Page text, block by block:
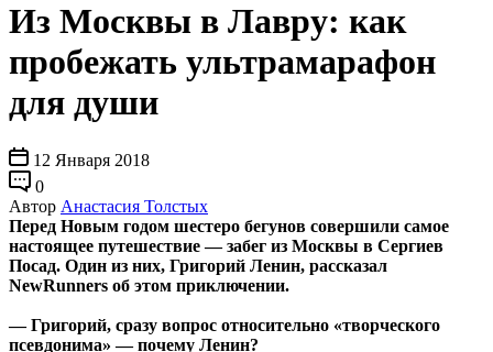
Из Москвы в Лавру: как
пробежать ультрамарафон
для души
12 Января 2018
0
Автор Анастасия Толстых
Перед Новым годом шестеро бегунов совершили самое
настоящее путешествие — забег из Москвы в Сергиев
Посад. Один из них, Григорий Ленин, рассказал
NewRunners об этом приключении.
— Григорий, сразу вопрос относительно «творческого
псевдонима» — почему Ленин?